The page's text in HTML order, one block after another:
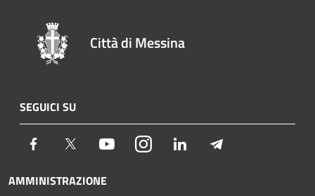
Città di Messina
SEGUICI SU
Facebook Twitter YoutubeInstagram LinkedIn
AMMINISTRAZIONE